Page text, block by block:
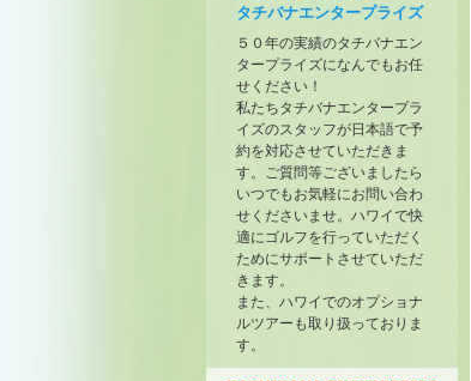
タチバナエンタープライズ
５０年の実績のタチバナエン
タープライズになんでもお任
せください！
私たちタチバナエンタープラ
イズのスタッフが日本語で予
約を対応させていただきま
す。ご質問等ございましたら
いつでもお気軽にお問い合わ
せくださいませ。ハワイで快
適にゴルフを行っていただく
ためにサポートさせていただ
きます。
また、ハワイでのオプショナ
ルツアーも取り扱っておりま
す。